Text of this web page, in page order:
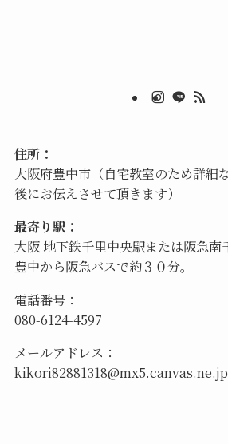
住所：
大阪府豊中市（自宅教室のため詳細
後にお伝えさせて頂きます）
最寄り駅：
大阪 地下鉄千里中央駅または阪急南
豊中から阪急バスで約３０分。
電話番号：
080-6124-4597
メールアドレス：
kikori82881318@mx5.canvas.ne.jp